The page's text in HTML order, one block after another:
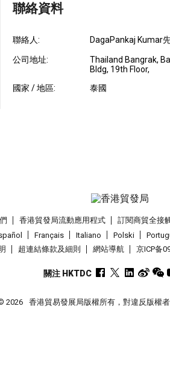
聯絡資料
聯絡人: DagaPankaj Kumar
公司地址:
Thailand Bangrak,
Bldg, 19th Floor,
國家 / 地區:
泰國
香港貿發局流動應用程式 訂閱商貿全接
Français Italiano Polski
超連結條款及細則 網站導航 京ICP备
關注 HKTDC
2026 香港貿易發展局版權所有，對違反版權者